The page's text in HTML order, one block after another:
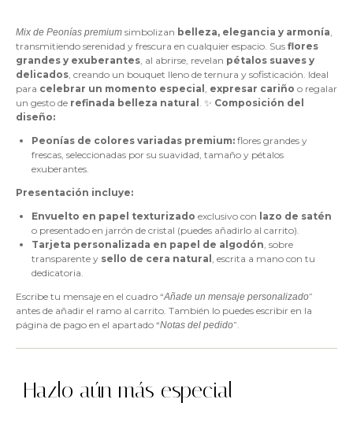
Mix de Peonías premium simbolizan belleza, elegancia y armonía
transmitiendo serenidad y frescura en cualquier espacio. Sus flores
grandes y exuberantes , al abrirse, revelan pétalos suaves y
delicados , creando un bouquet lleno de ternura y sofisticación. Ideal
para celebrar un momento especial expresar cariño o regalar
un gesto de refinada belleza natural . ✨ Composición del
diseño:
Peonías de colores variadas premium: flores grandes y
frescas, seleccionadas por su suavidad, tamaño y pétalos
exuberantes.
Presentación incluye:
Envuelto en papel texturizado exclusivo con lazo de satén
o presentado en jarrón de cristal (puedes añadirlo al carrito).
Tarjeta personalizada en papel de algodón , sobre
transparente y sello de cera natural , escrita a mano con tu
dedicatoria.
Escribe tu mensaje en el cuadro “Añade un mensaje personalizado”
antes de añadir el ramo al carrito. También lo puedes escribir en la
página de pago en el apartado “Notas del pedido”.
Hazlo aún más especial